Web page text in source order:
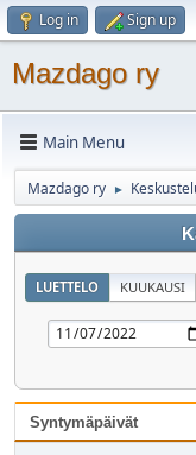
Log in Sign up
Mazdago ry
Main Menu
Mazdago ry ►
LUETTELO KUUKAUSI
Syntymäpäivät